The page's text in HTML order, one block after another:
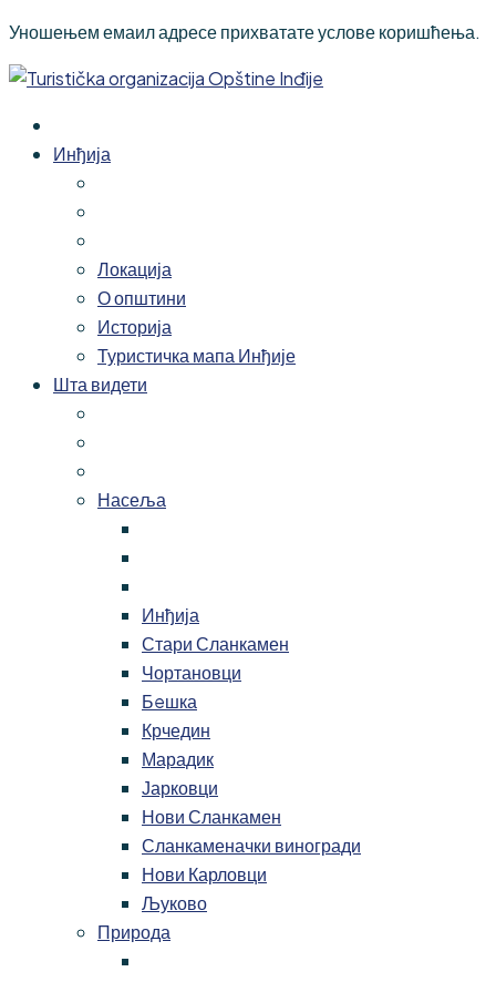
Уношењем емаил адресе прихватате услове коришћења.
Инђија
Локација
О општини
Историја
Туристичка мапа Инђије
Шта видети
Насеља
Инђија
Стари Сланкамен
Чортановци
Бeшка
Крчедин
Марадик
Јарковци
Нови Сланкамен
Сланкаменачки виногради
Нови Карловци
Љуково
Природа